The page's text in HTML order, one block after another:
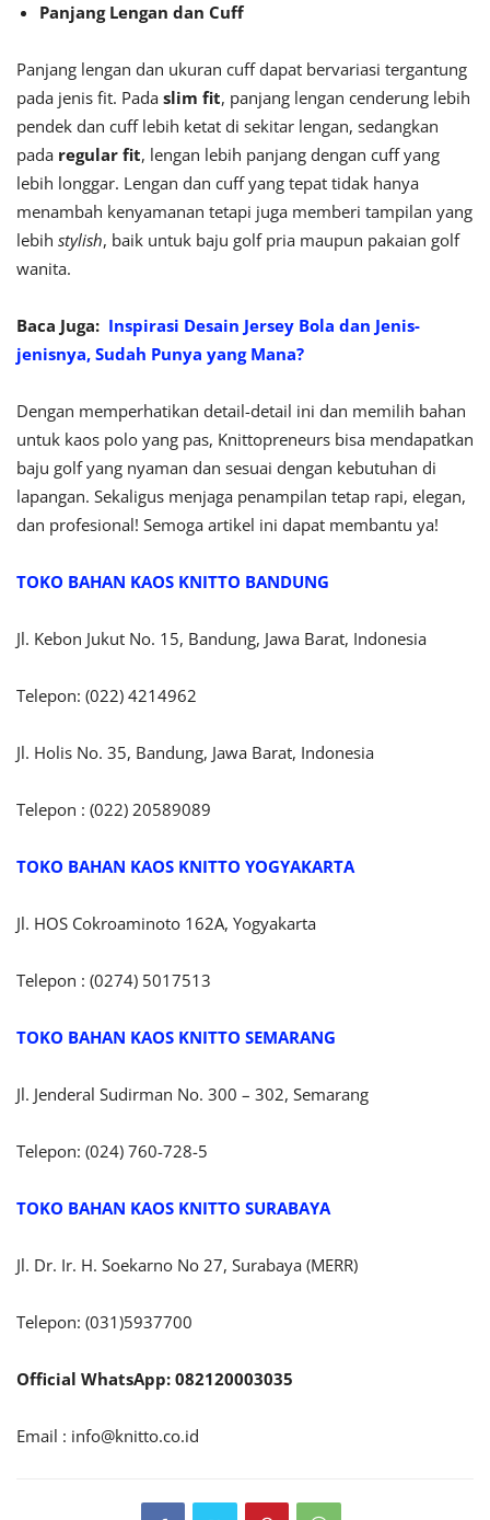
Panjang Lengan dan Cuff
Panjang lengan dan ukuran cuff dapat bervariasi tergantung
pada jenis fit. Pada slim fit, panjang lengan cenderung lebih
pendek dan cuff lebih ketat di sekitar lengan, sedangkan
pada regular fit, lengan lebih panjang dengan cuff yang
lebih longgar. Lengan dan cuff yang tepat tidak hanya
menambah kenyamanan tetapi juga memberi tampilan yang
lebih stylish, baik untuk baju golf pria maupun pakaian golf
wanita.
Baca Juga: Inspirasi Desain Jersey Bola dan Jenis-
jenisnya, Sudah Punya yang Mana?
Dengan memperhatikan detail-detail ini dan memilih bahan
untuk kaos polo yang pas, Knittopreneurs bisa mendapatkan
baju golf yang nyaman dan sesuai dengan kebutuhan di
lapangan. Sekaligus menjaga penampilan tetap rapi, elegan,
dan profesional! Semoga artikel ini dapat membantu ya!
TOKO BAHAN KAOS KNITTO BANDUNG
Jl. Kebon Jukut No. 15, Bandung, Jawa Barat, Indonesia
Telepon: (022) 4214962
Jl. Holis No. 35, Bandung, Jawa Barat, Indonesia
Telepon : (022) 20589089
TOKO BAHAN KAOS KNITTO YOGYAKARTA
Jl. HOS Cokroaminoto 162A, Yogyakarta
Telepon : (0274) 5017513
TOKO BAHAN KAOS KNITTO SEMARANG
Jl. Jenderal Sudirman No. 300 – 302, Semarang
Telepon: (024) 760-728-5
TOKO BAHAN KAOS KNITTO SURABAYA
Jl. Dr. Ir. H. Soekarno No 27, Surabaya (MERR)
Telepon: (031)5937700
Official WhatsApp: 082120003035
Email : info@knitto.co.id